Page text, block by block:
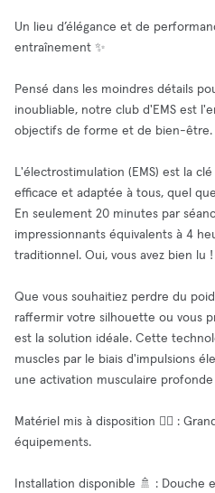
Un lieu d’élégance et de
entraînement ✨
​Pensé dans les moindres détails
inoubliable, notre club d'EMS est
objectifs de forme et de bien-être.
L'électrostimulation (EMS) est la
efficace et adaptée à tous, quel
En seulement 20 minutes par
impressionnants équivalents à 4
traditionnel. Oui, vous avez bien lu
​Que vous souhaitiez perdre du
raffermir votre silhouette ou vous
est la solution idéale. Cette
muscles par le biais d'impulsions
une activation musculaire
Matériel mis à disposition 🧘‍♂️ :
équipements.
Installation disponible 🚿 :